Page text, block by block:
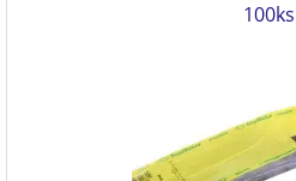
100ks